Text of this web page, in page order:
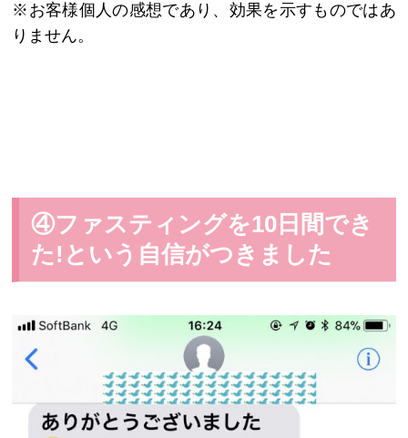
※お客様個人の感想であり、効果を示すものではあ
りません。
④ファスティングを10日間でき
た!という自信がつきました